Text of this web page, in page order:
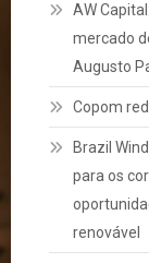
AW
mercado
Augusto
Copom
Brazil
para os
renovável